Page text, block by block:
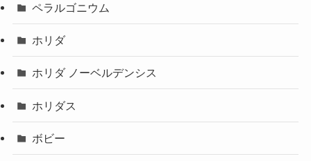
ペラルゴニウム
ホリダ
ホリダ ノーベルデンシス
ホリダス
ボビー